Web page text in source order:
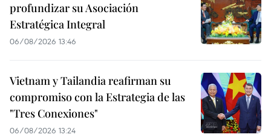
profundizar su Asociación
Estratégica Integral
06/08/2026 13:46
Vietnam y Tailandia reafirman su
compromiso con la Estrategia de las
"Tres Conexiones"
06/08/2026 13:24